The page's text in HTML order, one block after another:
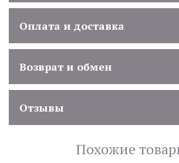
Оплата и доставка
Возврат и обмен
Отзывы
Похожие